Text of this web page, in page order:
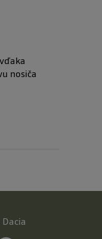
nosiča